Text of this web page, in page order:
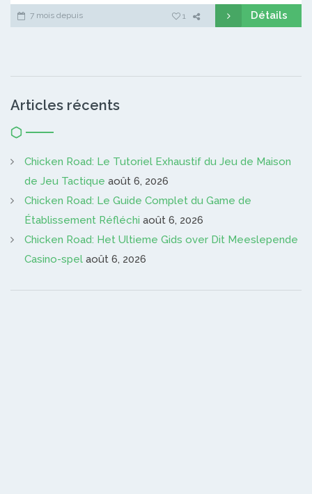
7 mois depuis 1 Détails
Articles récents
Chicken Road: Le Tutoriel Exhaustif du Jeu de Maison
de Jeu Tactique août 6, 2026
Chicken Road: Le Guide Complet du Game de
Établissement Réfléchi août 6, 2026
Chicken Road: Het Ultieme Gids over Dit Meeslepende
Casino-spel août 6, 2026